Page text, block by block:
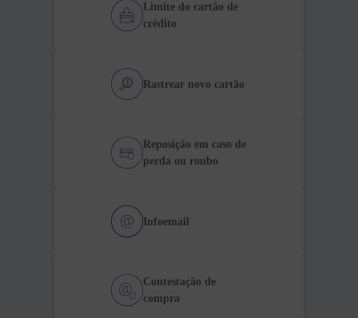
Limite do cartão de
crédito
Rastrear novo cartão
Reposição em caso de
perda ou roubo
Infoemail
Contestação de
compra